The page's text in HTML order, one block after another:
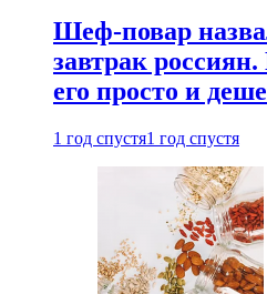
Шеф-повар
завтрак россиян.
его просто и
1 год спустя1 год спустя